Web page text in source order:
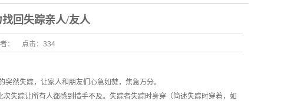
回失踪亲人/友人
： 点击： 334
然失踪，让家人和朋友们心急如焚，焦急万分。
失踪让所有人都感到措手不及。失踪者失踪时身穿（简述失踪时穿着，如